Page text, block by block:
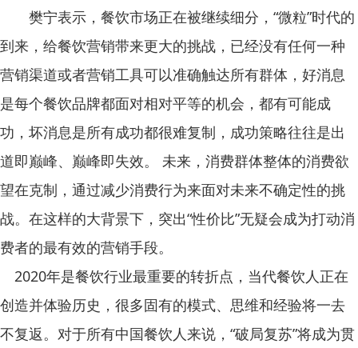
樊宁表示，餐饮市场正在被继续细分，“微粒”时代的
到来，给餐饮营销带来更大的挑战，已经没有任何一种
营销渠道或者营销工具可以准确触达所有群体，好消息
是每个餐饮品牌都面对相对平等的机会，都有可能成
功，坏消息是所有成功都很难复制，成功策略往往是出
道即巅峰、巅峰即失效。 未来，消费群体整体的消费欲
望在克制，通过减少消费行为来面对未来不确定性的挑
战。在这样的大背景下，突出“性价比”无疑会成为打动消
费者的最有效的营销手段。
2020年是餐饮行业最重要的转折点，当代餐饮人正在
创造并体验历史，很多固有的模式、思维和经验将一去
不复返。对于所有中国餐饮人来说，“破局复苏”将成为贯